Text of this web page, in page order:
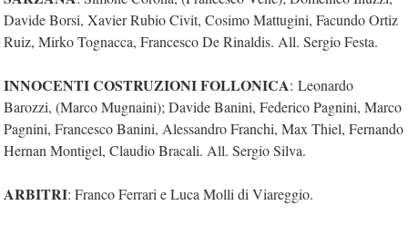
Davide Borsi, Xavier Rubio Civit, Cosimo Mattugini, Facundo Ortiz
Ruiz, Mirko Tognacca, Francesco De Rinaldis. All. Sergio Festa.
INNOCENTI COSTRUZIONI FOLLONICA: Leonardo
Barozzi, (Marco Mugnaini); Davide Banini, Federico Pagnini, Marco
Pagnini, Francesco Banini, Alessandro Franchi, Max Thiel, Fernando
Hernan Montigel, Claudio Bracali. All. Sergio Silva.
ARBITRI: Franco Ferrari e Luca Molli di Viareggio.